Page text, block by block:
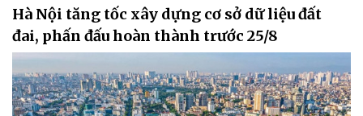
Hà Nội tăng tốc xây dựng cơ sở dữ liệu đất
đai, phấn đấu hoàn thành trước 25/8